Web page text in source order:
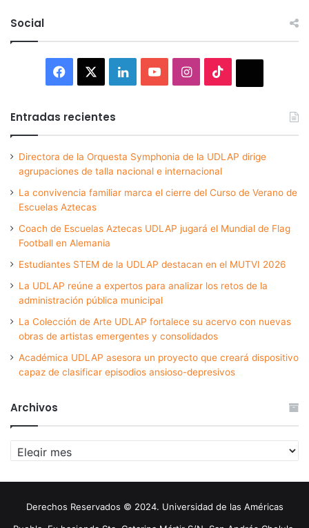
Social
Facebook LinkedInYouTubeInstagram
Entradas recientes
Directora de la Orquesta Symphonia de la UDLAP dirige
agrupaciones de talla nacional e internacional
La convivencia familiar marca el cierre del Curso de Verano de
Escuelas Aztecas
Coach de Escuelas Aztecas UDLAP jugará el Mundial de Flag
Football en Alemania
Estudiantes STEM de la UDLAP destacan en el MUTVI 2026
La UDLAP reúne a expertos para analizar los retos de la
administración pública municipal
La Colección de Arte UDLAP fortalece su acervo con nuevas
obras de artistas emergentes y consolidados
Académica UDLAP asesora un proyecto que creará dispositivo
capaz de clasificar episodios ansioso-depresivos
Archivos
Archivos
Derechos Reservados © 2024. Universidad de las Américas